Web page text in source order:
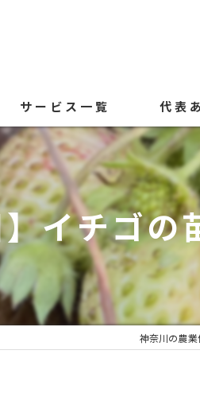
サービス一覧 代表
イチゴ
神奈川の農